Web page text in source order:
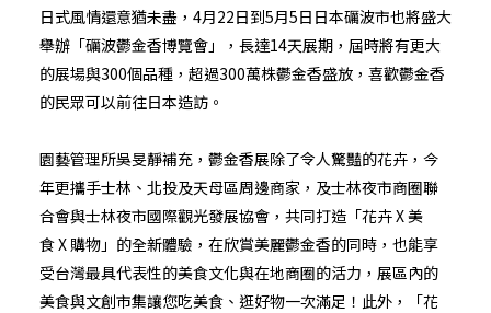
日式風情還意猶未盡，4月22日到5月5日日本礪波市也將盛大
舉辦「礪波鬱金香博覽會」，長達14天展期，屆時將有更大
的展場與300個品種，超過300萬株鬱金香盛放，喜歡鬱金香
的民眾可以前往日本造訪。
園藝管理所吳旻靜補充，鬱金香展除了令人驚豔的花卉，今
年更攜手士林、北投及天母區周邊商家，及士林夜市商圈聯
合會與士林夜市國際觀光發展協會，共同打造「花卉 X 美
食 X 購物」的全新體驗，在欣賞美麗鬱金香的同時，也能享
受台灣最具代表性的美食文化與在地商圈的活力，展區內的
美食與文創市集讓您吃美食、逛好物一次滿足！此外，「花